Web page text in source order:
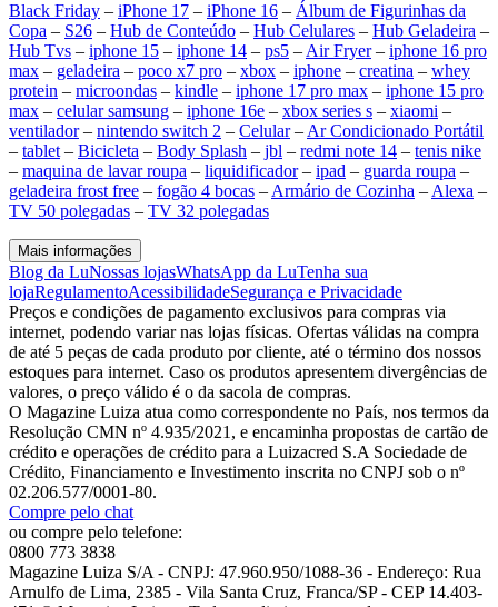
Black Friday – iPhone 17 – iPhone 16 – Álbum de Figurinhas da
Copa – S26 – Hub de Conteúdo – Hub Celulares – Hub Geladeira –
Hub Tvs – iphone 15 – iphone 14 – ps5 –Air Fryer– iphone 16 pro
max – geladeira – poco x7 pro – xbox – iphone – creatina – whey
protein – microondas – kindle – iphone 17 pro max – iphone 15 pro
max – celular samsung – iphone 16e – xbox series s – xiaomi –
ventilador– nintendo switch 2 – Celular–Ar Condicionado Portátil
– tablet– Bicicleta – Body Splash – jbl – redmi note 14 – tenis nike
– maquina de lavar roupa – liquidificador– ipad – guarda roupa –
geladeira frost free – fogão 4 bocas –Armário de Cozinha –Alexa –
TV 50 polegadas – TV 32 polegadas
Mais informações
Blog da LuNossas lojasWhatsApp da LuTenha sua
lojaRegulamentoAcessibilidadeSegurança e Privacidade
Preços e condições de pagamento exclusivos para compras via
internet, podendo variar nas lojas físicas. Ofertas válidas na compra
de até 5 peças de cada produto por cliente, até o término dos nossos
estoques para internet. Caso os produtos apresentem divergências de
valores, o preço válido é o da sacola de compras.
O Magazine Luiza atua como correspondente no País, nos termos da
Resolução CMN nº 4.935/2021, e encaminha propostas de cartão de
crédito e operações de crédito para a Luizacred S.A Sociedade de
Crédito, Financiamento e Investimento inscrita no CNPJ sob o nº
02.206.577/0001-80.
Compre pelo chat
ou compre pelo telefone:
0800 773 3838
Magazine Luiza S/A - CNPJ: 47.960.950/1088-36 - Endereço: Rua
Arnulfo de Lima, 2385 - Vila Santa Cruz, Franca/SP - CEP 14.403-